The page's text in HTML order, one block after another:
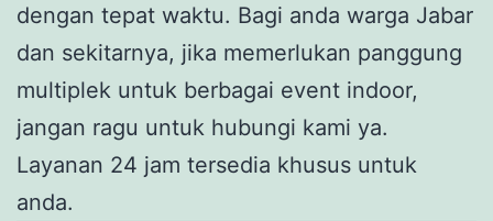
dengan tepat waktu. Bagi anda warga Jabar
dan sekitarnya, jika memerlukan panggung
multiplek untuk berbagai event indoor,
jangan ragu untuk hubungi kami ya.
Layanan 24 jam tersedia khusus untuk
anda.